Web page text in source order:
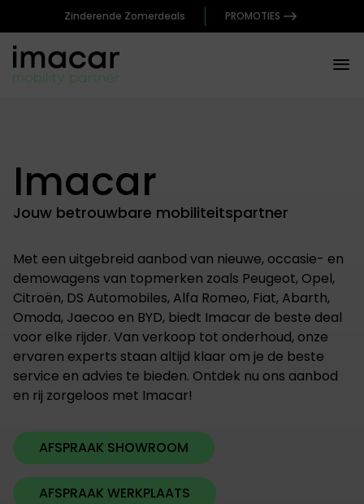
Zinderende Zomerdeals PROMOTIES
Imacar
Jouw betrouwbare mobiliteitspartner
Met een uitgebreid aanbod van nieuwe, occasie- en
demowagens van topmerken zoals Peugeot, Opel,
Citroën, DS Automobiles, Alfa Romeo, Fiat, Abarth,
Omoda, Jaecoo en BYD, biedt Imacar de beste deal
voor elke rijder. Van verkoop tot onderhoud, onze
ervaren experts staan altijd klaar om je de beste
service en advies te bieden. Ontdek nu ons aanbod
en rij zorgeloos met Imacar!
AFSPRAAK SHOWROOM
AFSPRAAK WERKPLAATS